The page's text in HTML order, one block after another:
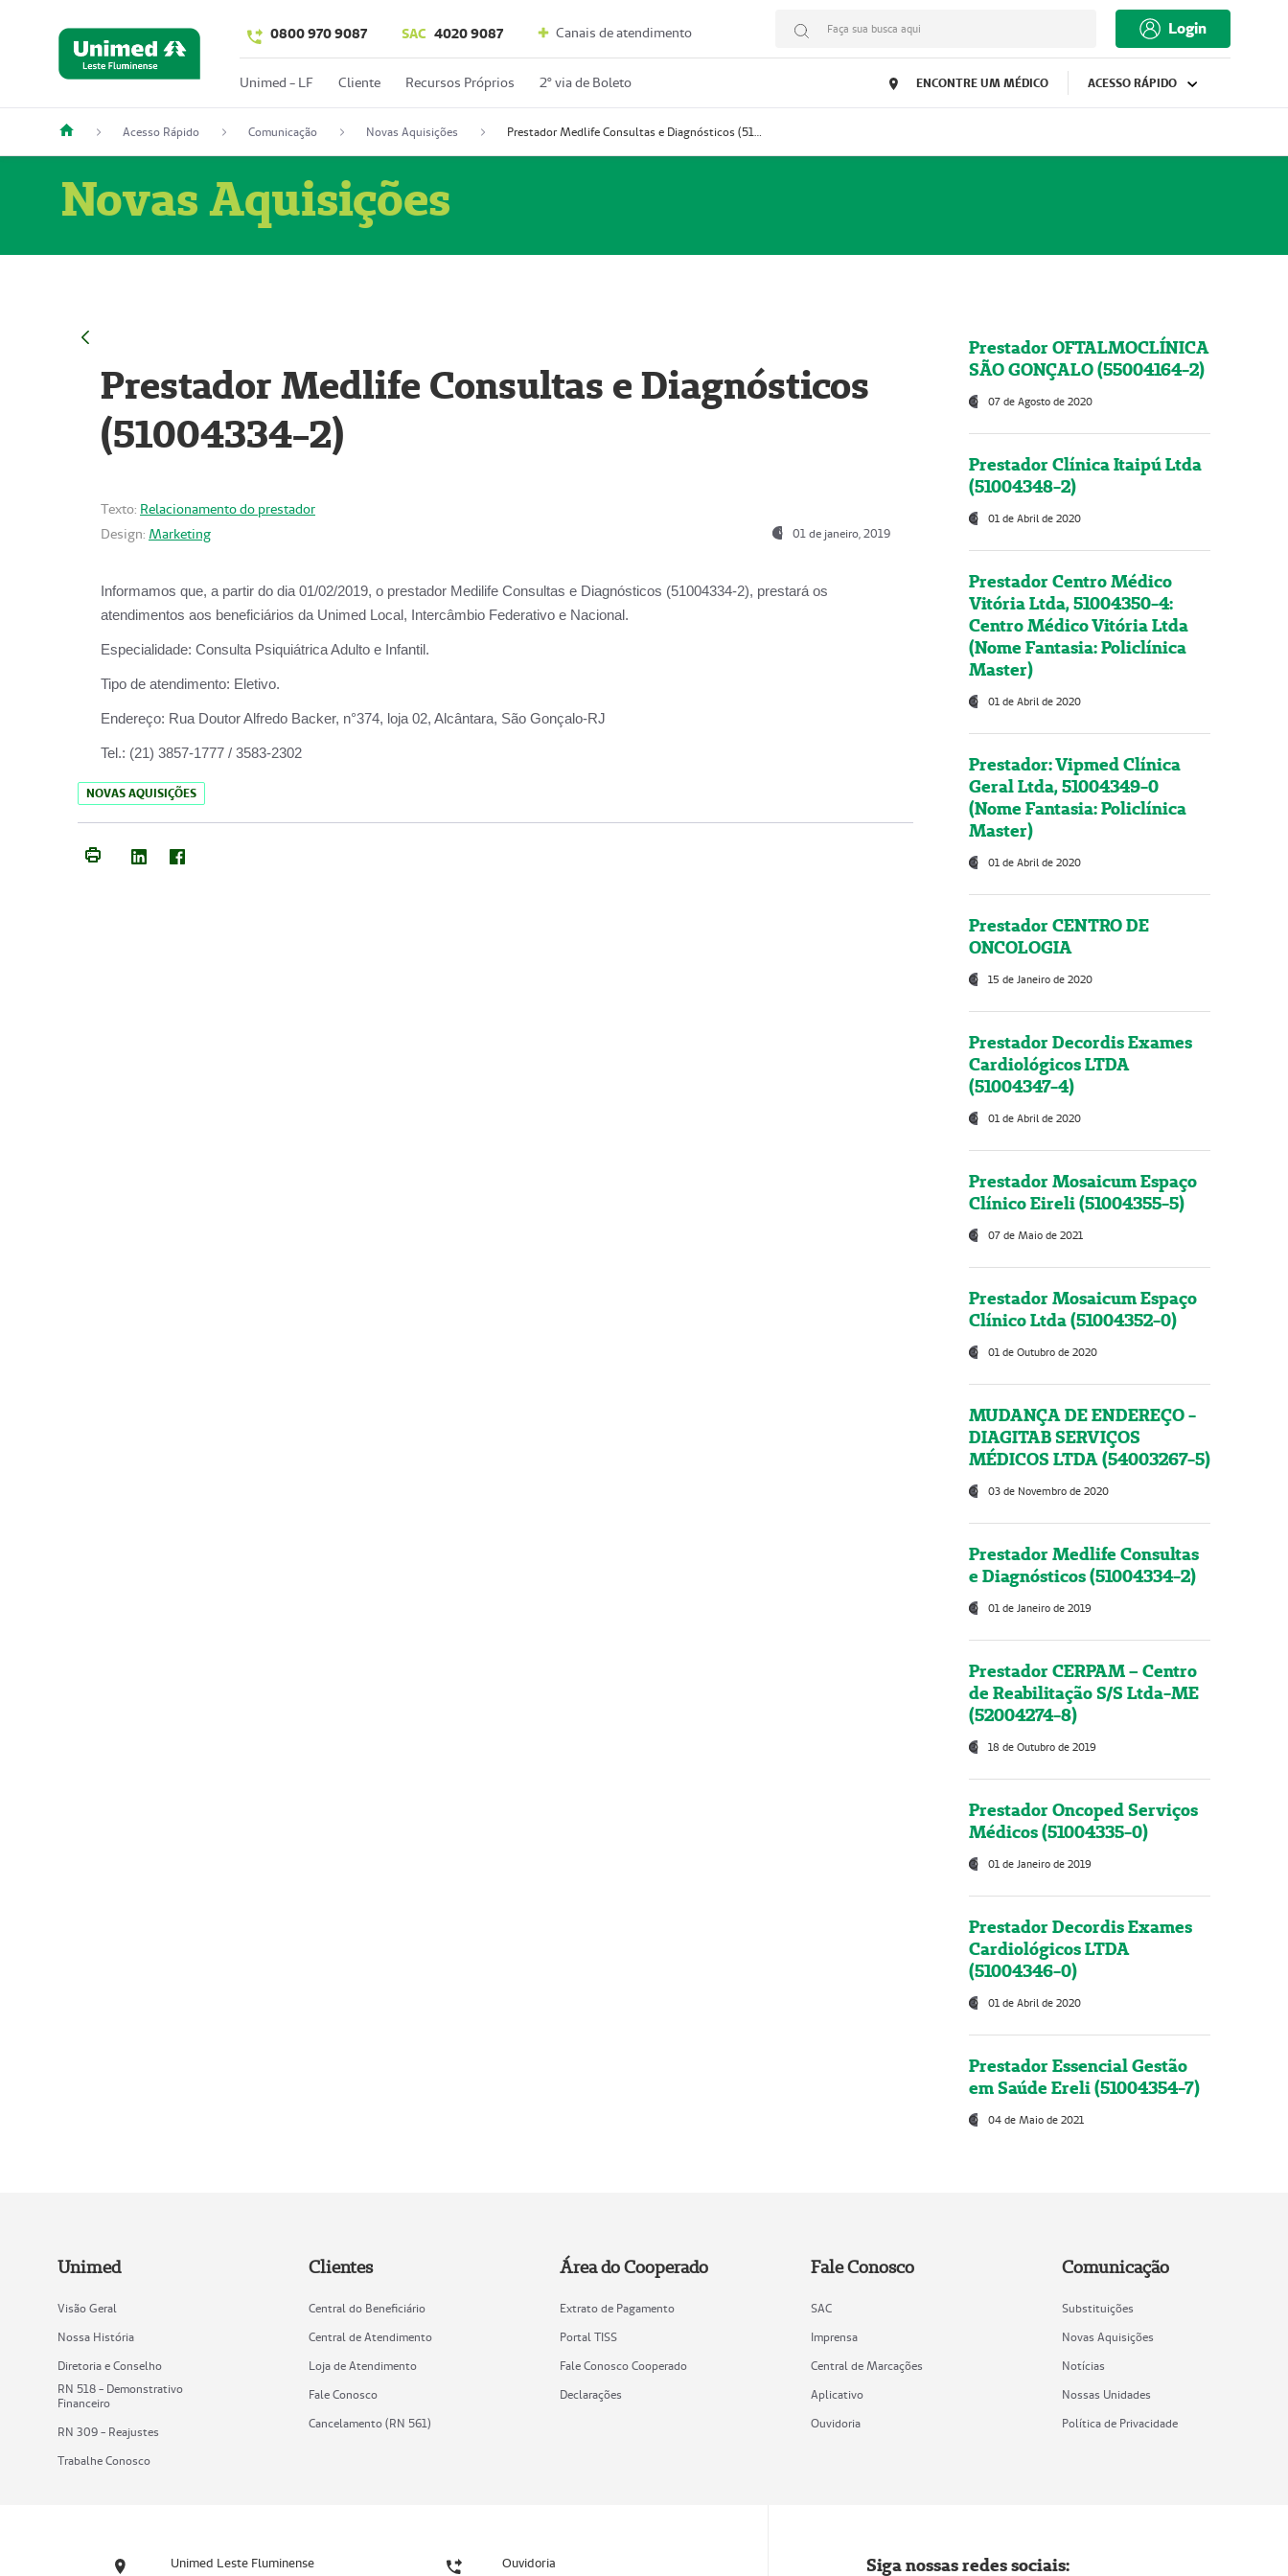
0800 970 9087 SAC 4020 9087 Canais de atendimento Faça sua busca aqui Login
Unimed - LF Cliente Recursos Próprios 2º via de Boleto ENCONTRE UM MÉDICO ACESSO RÁPIDO
Acesso Rápido Comunicação Novas Aquisições Prestador Medlife Consultas e Diagnósticos (51004334-2)
Novas Aquisições
Prestador Medlife Consultas e Diagnósticos
(51004334-2)
Texto: Relacionamento do prestador
Design: Marketing 01 de janeiro, 2019
Informamos que, a partir do dia 01/02/2019, o prestador Medilife Consultas e Diagnósticos (51004334-2), prestará os
atendimentos aos beneficiários da Unimed Local, Intercâmbio Federativo e Nacional.
Especialidade: Consulta Psiquiátrica Adulto e Infantil.
Tipo de atendimento: Eletivo.
Endereço: Rua Doutor Alfredo Backer, n°374, loja 02, Alcântara, São Gonçalo-RJ
Tel.: (21) 3857-1777 / 3583-2302
NOVAS AQUISIÇÕES
Prestador OFTALMOCLÍNICA
SÃO GONÇALO (55004164-2)
07 de Agosto de 2020
Prestador Clínica Itaipú Ltda
(51004348-2)
01 de Abril de 2020
Prestador Centro Médico
Vitória Ltda, 51004350-4:
Centro Médico Vitória Ltda
(Nome Fantasia: Policlínica
Master)
01 de Abril de 2020
Prestador: Vipmed Clínica
Geral Ltda, 51004349-0
(Nome Fantasia: Policlínica
Master)
01 de Abril de 2020
Prestador CENTRO DE
ONCOLOGIA
15 de Janeiro de 2020
Prestador Decordis Exames
Cardiológicos LTDA
(51004347-4)
01 de Abril de 2020
Prestador Mosaicum Espaço
Clínico Eireli (51004355-5)
07 de Maio de 2021
Prestador Mosaicum Espaço
Clínico Ltda (51004352-0)
01 de Outubro de 2020
MUDANÇA DE ENDEREÇO -
DIAGITAB SERVIÇOS
MÉDICOS LTDA (54003267-5)
03 de Novembro de 2020
Prestador Medlife Consultas
e Diagnósticos (51004334-2)
01 de Janeiro de 2019
Prestador CERPAM – Centro
de Reabilitação S/S Ltda-ME
(52004274-8)
18 de Outubro de 2019
Prestador Oncoped Serviços
Médicos (51004335-0)
01 de Janeiro de 2019
Prestador Decordis Exames
Cardiológicos LTDA
(51004346-0)
01 de Abril de 2020
Prestador Essencial Gestão
em Saúde Ereli (51004354-7)
04 de Maio de 2021
Unimed
Visão Geral
Nossa História
Diretoria e Conselho
RN 518 - Demonstrativo
Financeiro
RN 309 - Reajustes
Trabalhe Conosco
Clientes
Central do Beneficiário
Central de Atendimento
Loja de Atendimento
Fale Conosco
Cancelamento (RN 561)
Área do Cooperado
Extrato de Pagamento
Portal TISS
Fale Conosco Cooperado
Declarações
Fale Conosco
SAC
Imprensa
Central de Marcações
Aplicativo
Ouvidoria
Comunicação
Substituições
Novas Aquisições
Notícias
Nossas Unidades
Política de Privacidade
Unimed Leste Fluminense Ouvidoria Siga nossas redes sociais: